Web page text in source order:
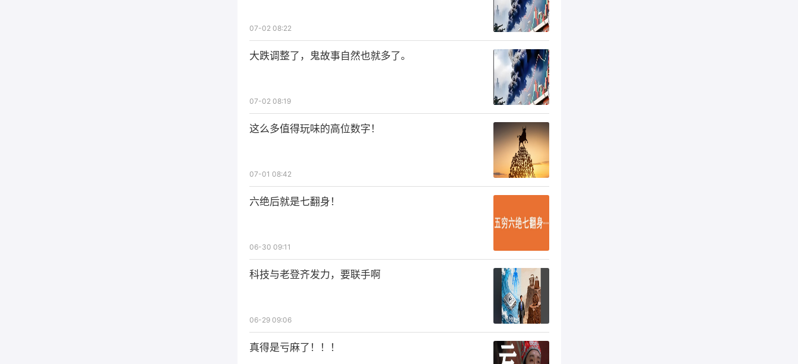
07-02 08:22
大跌调整了，鬼故事自然也就多了。
07-02 08:19
这么多值得玩味的高位数字！
07-01 08:42
六绝后就是七翻身！
06-30 09:11
科技与老登齐发力，要联手啊
06-29 09:06
真得是亏麻了！！！